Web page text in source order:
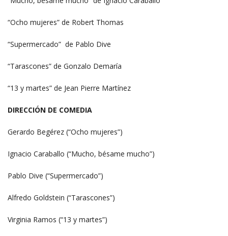
“Ocho mujeres” de Robert Thomas
“Supermercado” de Pablo Dive
“Tarascones” de Gonzalo Demaría
“13 y martes” de Jean Pierre Martínez
DIRECCIÓN DE COMEDIA
Gerardo Begérez (“Ocho mujeres”)
Ignacio Caraballo (“Mucho, bésame mucho”)
Pablo Dive (“Supermercado”)
Alfredo Goldstein (“Tarascones”)
Virginia Ramos (“13 y martes”)